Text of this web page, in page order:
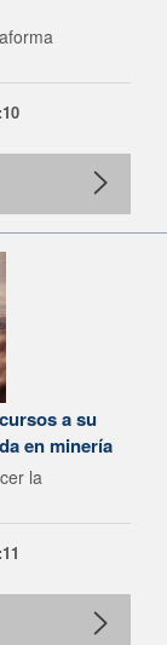
a su
en minería
la